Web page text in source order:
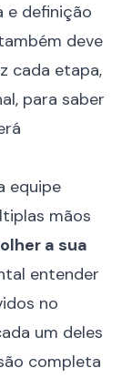
e definição
deve
cada etapa,
para saber
equipe
mãos
a sua
entender
no
um deles
completa